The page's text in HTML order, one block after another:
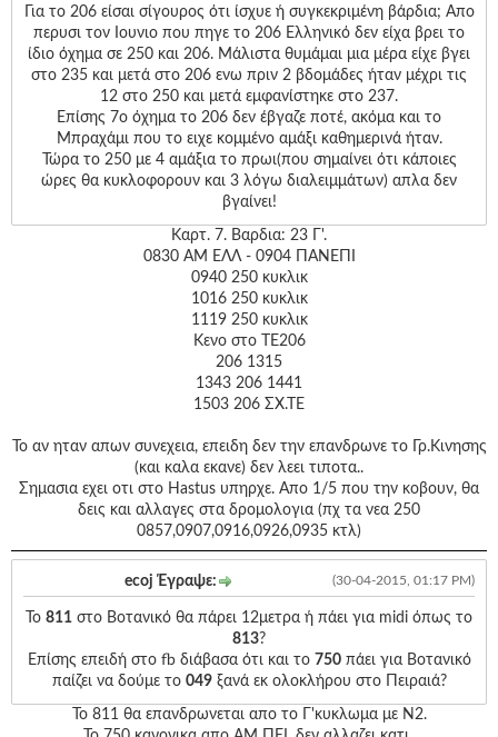
Για το 206 είσαι σίγουρος ότι ίσχυε ή συγκεκριμένη βάρδια; Απο
περυσι τον Ιουνιο που πηγε το 206 Ελληνικό δεν είχα βρει το
ίδιο όχημα σε 250 και 206. Μάλιστα θυμάμαι μια μέρα είχε βγει
στο 235 και μετά στο 206 ενω πριν 2 βδομάδες ήταν μέχρι τις
12 στο 250 και μετά εμφανίστηκε στο 237.
Επίσης 7ο όχημα το 206 δεν έβγαζε ποτέ, ακόμα και το
Μπραχάμι που το ειχε κομμένο αμάξι καθημερινά ήταν.
Τώρα το 250 με 4 αμάξια το πρωι(που σημαίνει ότι κάποιες
ώρες θα κυκλοφορουν και 3 λόγω διαλειμμάτων) απλα δεν
βγαίνει!
Καρτ. 7. Βαρδια: 23 Γ'.
0830 ΑΜ ΕΛΛ - 0904 ΠΑΝΕΠΙ
0940 250 κυκλικ
1016 250 κυκλικ
1119 250 κυκλικ
Κενο στο ΤΕ206
206 1315
1343 206 1441
1503 206 ΣΧ.ΤΕ
Το αν ηταν απων συνεχεια, επειδη δεν την επανδρωνε το Γρ.Κινησης
(και καλα εκανε) δεν λεει τιποτα..
Σημασια εχει οτι στο Hastus υπηρχε. Απο 1/5 που την κοβουν, θα
δεις και αλλαγες στα δρομολογια (πχ τα νεα 250
0857,0907,0916,0926,0935 κτλ)
(30-04-2015, 01:17 PM)
ecoj Έγραψε:
Το 811 στο Βοτανικό θα πάρει 12μετρα ή πάει για midi όπως το
813?
Επίσης επειδή στο fb διάβασα ότι και το 750πάει για Βοτανικό
παίζει να δούμε το 049ξανά εκ ολοκλήρου στο Πειραιά?
Το 811 θα επανδρωνεται απο το Γ'κυκλωμα με Ν2.